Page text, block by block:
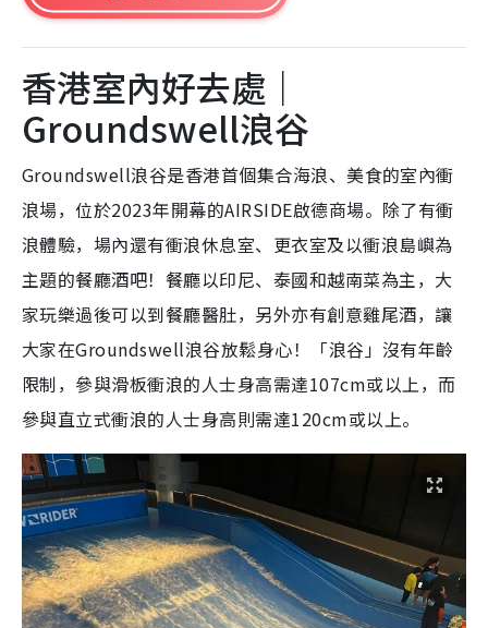
香港室內好去處｜
Groundswell浪谷
Groundswell浪谷是香港首個集合海浪、美食的室內衝
浪場，位於2023年開幕的AIRSIDE啟德商場。除了有衝
浪體驗，場內還有衝浪休息室、更衣室及以衝浪島嶼為
主題的餐廳酒吧！餐廳以印尼、泰國和越南菜為主，大
家玩樂過後可以到餐廳醫肚，另外亦有創意雞尾酒，讓
大家在Groundswell浪谷放鬆身心！「浪谷」沒有年齡
限制，參與滑板衝浪的人士身高需達107cm或以上，而
參與直立式衝浪的人士身高則需達120cm或以上。